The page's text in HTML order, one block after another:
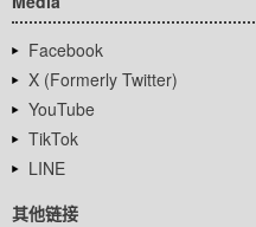
Facebook
X (Formerly Twitter)
YouTube
TikTok
LINE
其他链接